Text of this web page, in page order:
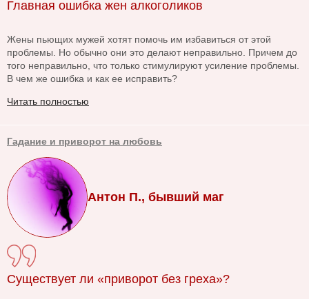
Главная ошибка жен алкоголиков
Жены пьющих мужей хотят помочь им избавиться от этой
проблемы. Но обычно они это делают неправильно. Причем до
того неправильно, что только стимулируют усиление проблемы.
В чем же ошибка и как ее исправить?
Читать полностью
Гадание и приворот на любовь
Антон П., бывший маг
Существует ли «приворот без греха»?